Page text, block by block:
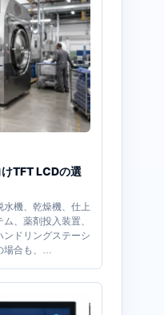
TFT LCDの選
水機、乾燥機、仕上
、薬剤投入装置、
ンドリングステーシ
場合も、…